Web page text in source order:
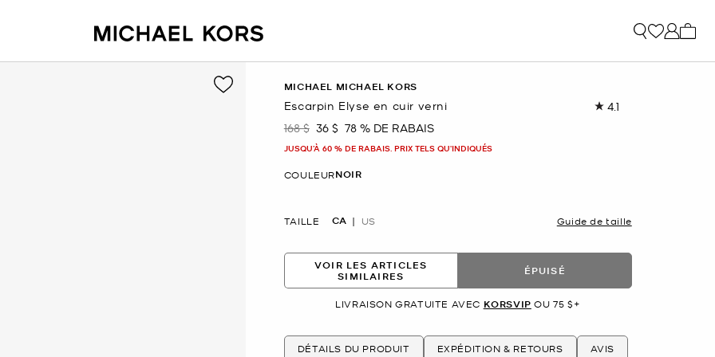
MICHAEL MICHAEL KORS
Escarpin Elyse en cuir verni 4.1
page.
était
168 $ maintenant
36 $ 78 % DE RABAIS
JUSQU’À 60 % DE RABAIS. PRIX TELS QU'INDIQUÉS
COULEURNOIR
TAILLE CA US Guide de taille
VOIR LES ARTICLES
SIMILAIRES
ÉPUISÉ
LIVRAISON GRATUITE AVEC KORSVIP OU 75 $+
DÉTAILS DU PRODUIT EXPÉDITION & RETOURS AVIS